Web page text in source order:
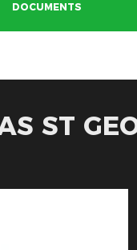
DOCUMENTS
ST